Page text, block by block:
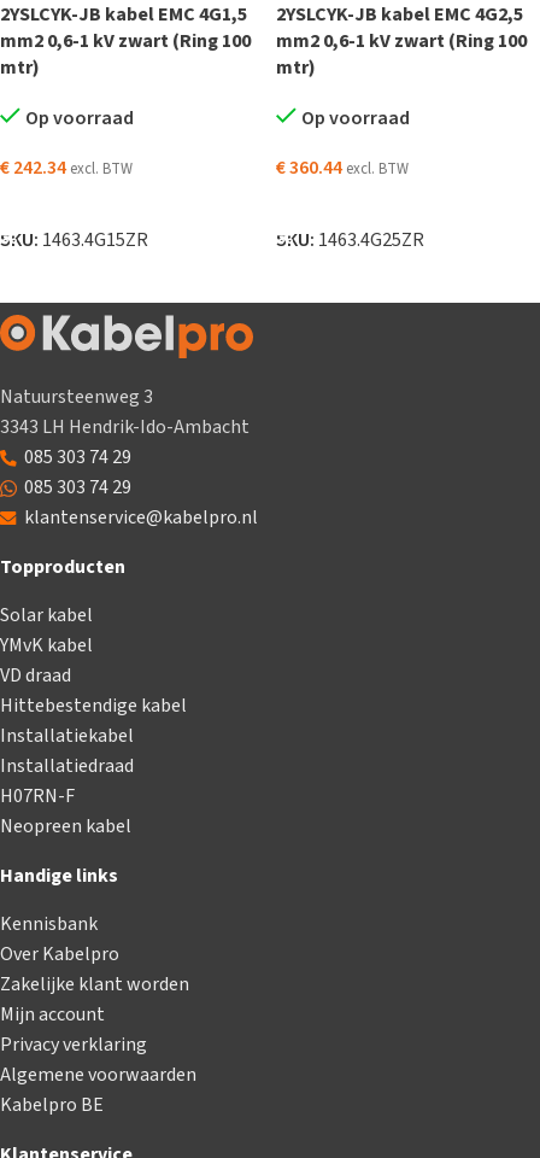
2YSLCYK-JB kabel EMC 4G1,5
mm2 0,6-1 kV zwart (Ring 100
mtr)
Op voorraad
€242.34 excl. BTW
SKU: 1463.4G15ZR
2YSLCYK-JB kabel EMC 4G2,5
mm2 0,6-1 kV zwart (Ring 100
mtr)
Op voorraad
€360.44 excl. BTW
SKU: 1463.4G25ZR
Natuursteenweg 3
3343 LH Hendrik-Ido-Ambacht
085 303 74 29
085 303 74 29
klantenservice@kabelpro.nl
Topproducten
Solar kabel
YMvK kabel
VD draad
Hittebestendige kabel
Installatiekabel
Installatiedraad
H07RN-F
Neopreen kabel
Handige links
Kennisbank
Over Kabelpro
Zakelijke klant worden
Mijn account
Privacy verklaring
Algemene voorwaarden
Kabelpro BE